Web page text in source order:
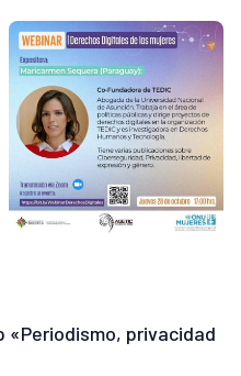
«Periodismo, privacidad